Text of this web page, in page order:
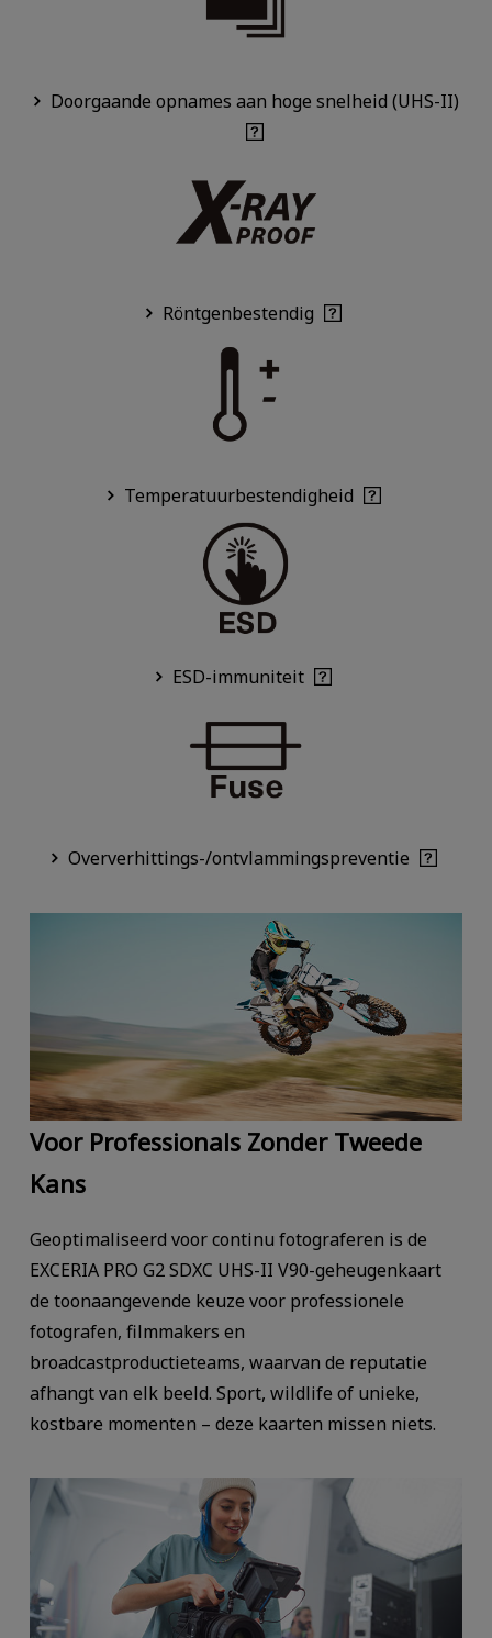
Doorgaande opnames aan hoge snelheid (UHS-II)
Röntgenbestendig
Temperatuurbestendigheid
ESD-immuniteit
Oververhittings-/ontvlammingspreventie
Voor Professionals Zonder Tweede
Kans
Geoptimaliseerd voor continu fotograferen is de
EXCERIA PRO G2 SDXC UHS-II V90-geheugenkaart
de toonaangevende keuze voor professionele
fotografen, filmmakers en
broadcastproductieteams, waarvan de reputatie
afhangt van elk beeld. Sport, wildlife of unieke,
kostbare momenten – deze kaarten missen niets.